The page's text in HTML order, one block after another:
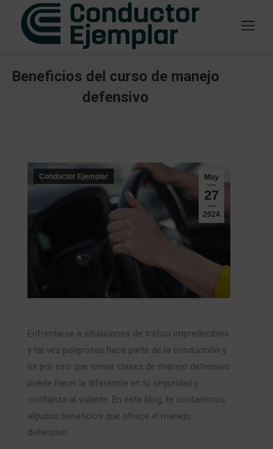
Beneficios del curso de manejo
defensivo
May
27
2024
Conductor Ejemplar
Enfrentarse a situaciones de tráfico impredecibles
y tal vez peligrosas hace parte de la conducción y
es por eso que tomar clases de manejo defensivo
puede hacer la diferencia en tu seguridad y
confianza al volante. En este blog, te contaremos
algunos beneficios que ofrece el manejo
defensivo.